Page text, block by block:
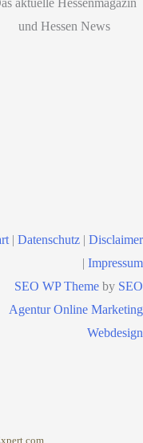
und Hessen News
| Datenschutz | Disclaimer
| Impressum
SEO WP Theme by SEO
Agentur Online Marketing
Webdesign